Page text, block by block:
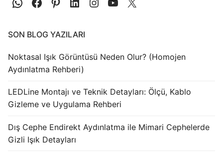
DMX Kontrol Sistemleri
LED Güç Kaynakları
Dış Mekan LED Driver
DMX BİLGİ
DMX Nedir? Ürün Çeşitleri Nelerdir?
SON BLOG YAZILARI
Noktasal Işık Görüntüsü Neden Olur? (Homojen
Aydınlatma Rehberi)
LEDLine Montajı ve Teknik Detayları: Ölçü, Kablo
Gizleme ve Uygulama Rehberi
Dış Cephe Endirekt Aydınlatma ile Mimari Cephelerde
Gizli Işık Detayları